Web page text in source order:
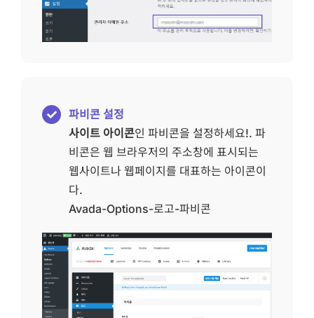
파비콘 설정
사이트 아이콘인 파비콘을 설정하세요!. 파
비콘은 웹 브라우저의 주소창에 표시되는
웹사이트나 웹페이지를 대표하는 아이콘이
다.
Avada-Options-로고-파비콘